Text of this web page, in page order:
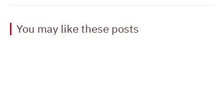
You may like these posts